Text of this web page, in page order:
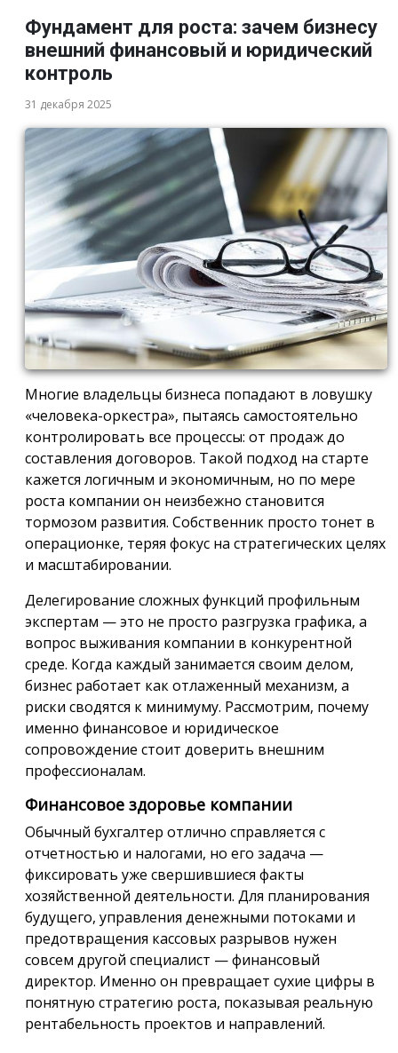
Фундамент для роста: зачем бизнесу
внешний финансовый и юридический
контроль
31 декабря 2025
Многие владельцы бизнеса попадают в ловушку
«человека-оркестра», пытаясь самостоятельно
контролировать все процессы: от продаж до
составления договоров. Такой подход на старте
кажется логичным и экономичным, но по мере
роста компании он неизбежно становится
тормозом развития. Собственник просто тонет в
операционке, теряя фокус на стратегических целях
и масштабировании.
Делегирование сложных функций профильным
экспертам — это не просто разгрузка графика, а
вопрос выживания компании в конкурентной
среде. Когда каждый занимается своим делом,
бизнес работает как отлаженный механизм, а
риски сводятся к минимуму. Рассмотрим, почему
именно финансовое и юридическое
сопровождение стоит доверить внешним
профессионалам.
Финансовое здоровье компании
Обычный бухгалтер отлично справляется с
отчетностью и налогами, но его задача —
фиксировать уже свершившиеся факты
хозяйственной деятельности. Для планирования
будущего, управления денежными потоками и
предотвращения кассовых разрывов нужен
совсем другой специалист — финансовый
директор. Именно он превращает сухие цифры в
понятную стратегию роста, показывая реальную
рентабельность проектов и направлений.